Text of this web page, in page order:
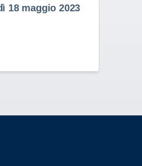
18 maggio 2023